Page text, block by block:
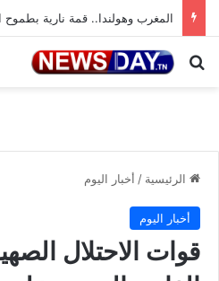
المغرب وهولندا.. قمة نارية بطموح
بحث عن
الرئيسية / أخبار اليوم
أخبار اليوم
قوات الاحتلال